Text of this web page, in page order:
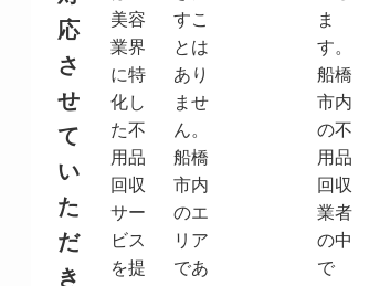
応
さ
せ
て
い
た
だ
き
美容
業界
に特
化し
た不
用品
回収
サー
ビス
を提
すこ
とは
あり
ませ
ん。
船橋
市内
のエ
リア
であ
ま
す。
船橋
市内
の不
用品
回収
業者
の中
で